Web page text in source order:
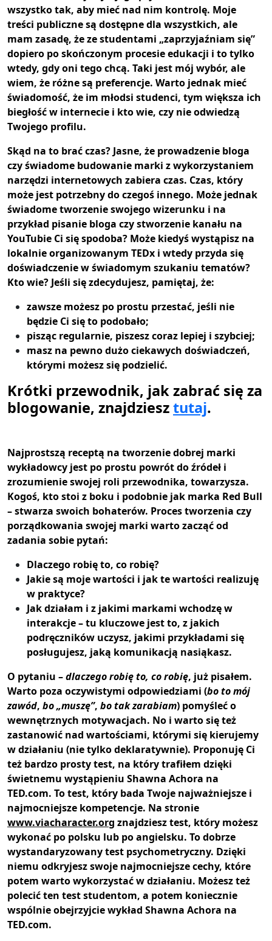
wszystko tak, aby mieć nad nim kontrolę. Moje
treści publiczne są dostępne dla wszystkich, ale
mam zasadę, że ze studentami „zaprzyjaźniam się”
dopiero po skończonym procesie edukacji i to tylko
wtedy, gdy oni tego chcą. Taki jest mój wybór, ale
wiem, że różne są preferencje. Warto jednak mieć
świadomość, że im młodsi studenci, tym większa ich
biegłość w internecie i kto wie, czy nie odwiedzą
Twojego profilu.
Skąd na to brać czas? Jasne, że prowadzenie bloga
czy świadome budowanie marki z wykorzystaniem
narzędzi internetowych zabiera czas. Czas, który
może jest potrzebny do czegoś innego. Może jednak
świadome tworzenie swojego wizerunku i na
przykład pisanie bloga czy stworzenie kanału na
YouTubie Ci się spodoba? Może kiedyś wystąpisz na
lokalnie organizowanym TEDx i wtedy przyda się
doświadczenie w świadomym szukaniu tematów?
Kto wie? Jeśli się zdecydujesz, pamiętaj, że:
zawsze możesz po prostu przestać, jeśli nie
będzie Ci się to podobało;
pisząc regularnie, piszesz coraz lepiej i szybciej;
masz na pewno dużo ciekawych doświadczeń,
którymi możesz się podzielić.
Krótki przewodnik, jak zabrać się za
blogowanie, znajdziesztutaj.
Najprostszą receptą na tworzenie dobrej marki
wykładowcy jest po prostu powrót do źródeł i
zrozumienie swojej roli przewodnika, towarzysza.
Kogoś, kto stoi z boku i podobnie jak marka Red Bull
– stwarza swoich bohaterów. Proces tworzenia czy
porządkowania swojej marki warto zacząć od
zadania sobie pytań:
Dlaczego robię to, co robię?
Jakie są moje wartości i jak te wartości realizuję
w praktyce?
Jak działam i z jakimi markami wchodzę w
interakcje – tu kluczowe jest to, z jakich
podręczników uczysz, jakimi przykładami się
posługujesz, jaką komunikacją nasiąkasz.
O pytaniu –dlaczego robię to, co robię, już pisałem.
Warto poza oczywistymi odpowiedziami (bo to mój
zawód, bo „muszę”, bo tak zarabiam) pomyśleć o
wewnętrznych motywacjach. No i warto się też
zastanowić nad wartościami, którymi się kierujemy
w działaniu (nie tylko deklaratywnie). Proponuję Ci
też bardzo prosty test, na który trafiłem dzięki
świetnemu wystąpieniu Shawna Achora na
TED.com. To test, który bada Twoje najważniejsze i
najmocniejsze kompetencje. Na stronie
www.viacharacter.org znajdziesz test, który możesz
wykonać po polsku lub po angielsku. To dobrze
wystandaryzowany test psychometryczny. Dzięki
niemu odkryjesz swoje najmocniejsze cechy, które
potem warto wykorzystać w działaniu. Możesz też
polecić ten test studentom, a potem koniecznie
wspólnie obejrzyjcie wykład Shawna Achora na
TED.com.